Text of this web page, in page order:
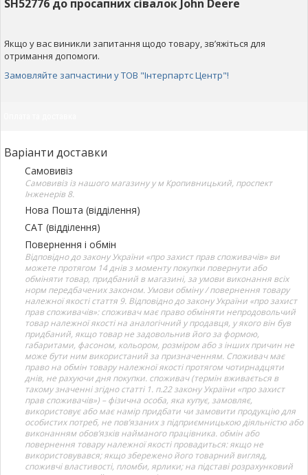
SH52776 до просапних сівалок John Deere
Якщо у вас виникли запитання щодо товару, зв’яжіться для
отримання допомоги.
Замовляйте запчастини у ТОВ "Інтерпартс Центр"!
Варіанти доставки
Самовивіз
Самовивіз із нашого магазину у м Кропивницький, проспект
Інженерів 8.
Нова Пошта (відділення)
САТ (відділення)
Повернення і обмін
Відповідно до закону України «про захист прав споживачів» ви
можете протягом 14 днів з моменту покупки повернути або
обміняти товар, придбаний в магазині, за умови виконання всіх
норм передбачених законом. Умови обміну / повернення товару
належної якості стаття 9. Відповідно до закону України «про захист
прав споживачів»: споживач має право обміняти непродовольчий
товар належної якості на аналогічний у продавця, у якого він був
придбаний, якщо товар не задовольнив його за формою,
габаритами, фасоном, кольором, розміром або з інших причин не
може бути ним використаний за призначенням. Споживач має
право на обмін товару належної якості протягом чотирнадцяти
днів, не рахуючи дня покупки. споживач (термін вживається в
такому значенні згідно статті 1. п.22 закону України «про захист
прав споживачів») – фізична особа, яка купує, замовляє,
використовує або має намір придбати чи замовити продукцію для
особистих потреб, не пов’язаних з підприємницькою діяльністю або
виконанням обов’язків найманого працівника. обмін або
повернення товару належної якості провадиться: якщо не
використовувався; якщо збережено його товарний вигляд,
споживчі властивості, пломби, ярлики; на підставі розрахунковий